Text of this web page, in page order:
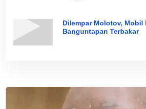
Dilempar Molotov, Mobil
Banguntapan Terbakar